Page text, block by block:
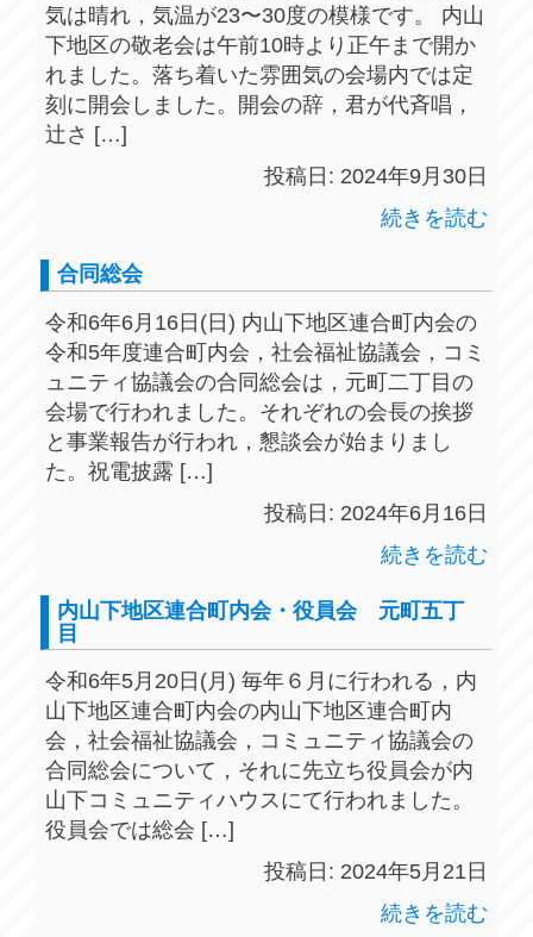
気は晴れ，気温が23〜30度の模様です。 内山
下地区の敬老会は午前10時より正午まで開か
れました。落ち着いた雰囲気の会場内では定
刻に開会しました。開会の辞，君が代斉唱，
辻さ […]
投稿日: 2024年9月30日
続きを読む
合同総会
令和6年6月16日(日) 内山下地区連合町内会の
令和5年度連合町内会，社会福祉協議会，コミ
ュニティ協議会の合同総会は，元町二丁目の
会場で行われました。それぞれの会長の挨拶
と事業報告が行われ，懇談会が始まりまし
た。祝電披露 […]
投稿日: 2024年6月16日
続きを読む
内山下地区連合町内会・役員会 元町五丁
目
令和6年5月20日(月) 毎年６月に行われる，内
山下地区連合町内会の内山下地区連合町内
会，社会福祉協議会，コミュニティ協議会の
合同総会について，それに先立ち役員会が内
山下コミュニティハウスにて行われました。
役員会では総会 […]
投稿日: 2024年5月21日
続きを読む